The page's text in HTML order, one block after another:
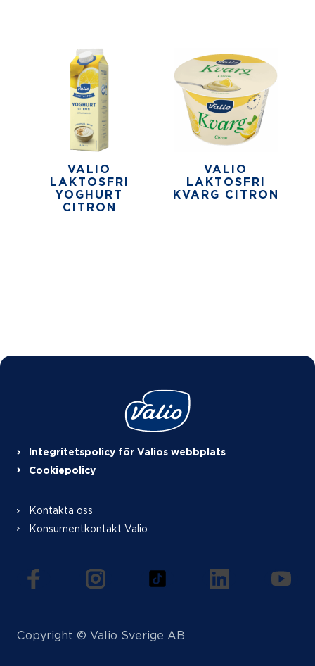
VALIO
LAKTOSFRI
YOGHURT
CITRON
VALIO
LAKTOSFRI
KVARG CITRON
Integritetspolicy för Valios webbplats
Cookiepolicy
Kontakta oss
Konsumentkontakt Valio
(öppnas i en ny flik)(öppnas i en ny flik)(öppnas i en ny flik)
(öppnas i en ny
Copyright © Valio Sverige AB